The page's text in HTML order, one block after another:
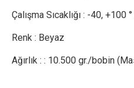
Çalışma Sıcaklığı : -40, +100
Renk : Beyaz
Ağırlık : : 10.500 gr./bobin